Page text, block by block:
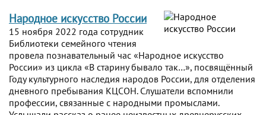
Народное искусство России
15 ноября 2022 года сотрудник
Библиотеки семейного чтения
провела познавательный час «Народное искусство
России» из цикла «В старину бывало так…», посвящённый
Году культурного наследия народов России, для отделения
дневного пребывания КЦСОН. Слушатели вспомнили
профессии, связанные с народными промыслами.